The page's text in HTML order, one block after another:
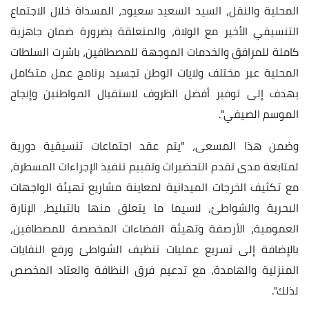
المحلية والنقل، السيد السعيد سعيود، المسداة خلال الاجتماع
التنسيقي الأخير مع الولاة، والمتعلقة بضرورة ضمان جاهزية
كاملة للمرافق والخدمات الموجهة للمصطافين، باشرت السلطات
المحليةعبر مختلف ولايات الوطن تجسيد برنامج عمل متكامل
يهدف إلى توفير أفضل الظروف لاستقبال المواطنين وإنجاح
الموسم الصيفي".
وضمن هذا المسعى، "يتم عقد اجتماعات تنسيقية دورية
لمتابعة مدى تقدم التحضيرات وتقييم تنفيذ الإجراءات المسطرة،
مع تكثيف الخرجات الميدانية لمعاينة مشاريع تهيئة الواجهات
البحرية والشواطئ، لاسيما ما يتعلق منها بالتبليط، الإنارة
العمومية، الأرصفة وتهيئة الفضاءات المخصصة للمصطافين،
بالإضافة إلى تسريع عمليات تنظيف الشواطئ ورفع النفايات
المنزلية والهامدة، مع تدعيم فرق النظافة والعتاد المخصص
لذلك".